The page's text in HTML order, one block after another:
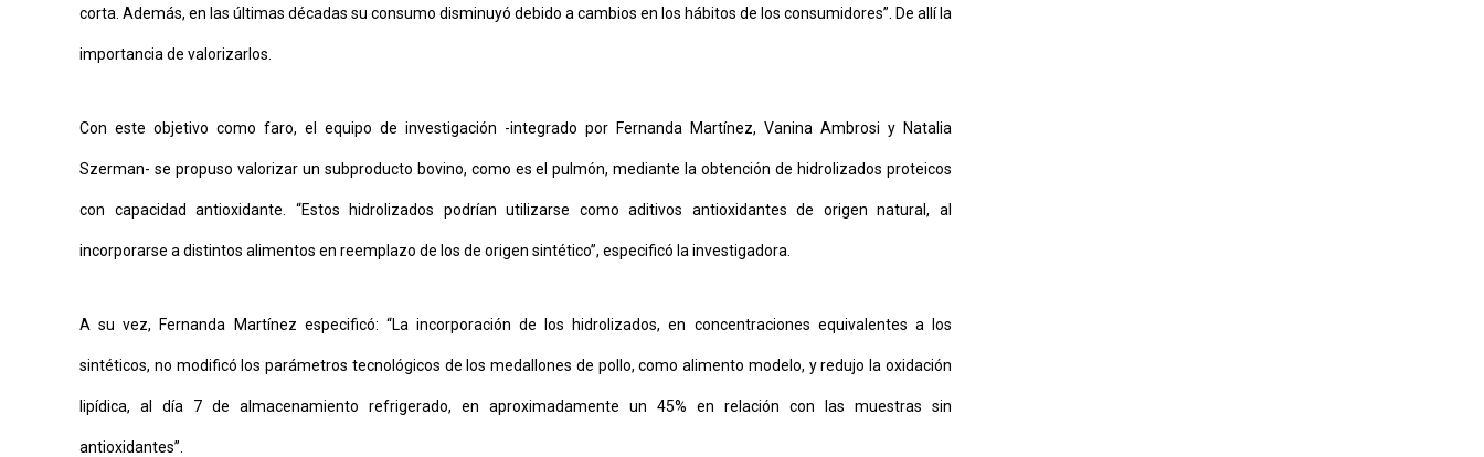
corta. Además, en las últimas décadas su consumo disminuyó debido a cambios en los hábitos de los consumidores”. De allí la
importancia de valorizarlos.
Con este objetivo como faro, el equipo de investigación -integrado por Fernanda Martínez, Vanina Ambrosi y Natalia
Szerman- se propuso valorizar un subproducto bovino, como es el pulmón, mediante la obtención de hidrolizados proteicos
con capacidad antioxidante. “Estos hidrolizados podrían utilizarse como aditivos antioxidantes de origen natural, al
incorporarse a distintos alimentos en reemplazo de los de origen sintético”, especificó la investigadora.
A su vez, Fernanda Martínez especificó: “La incorporación de los hidrolizados, en concentraciones equivalentes a los
sintéticos, no modificó los parámetros tecnológicos de los medallones de pollo, como alimento modelo, y redujo la oxidación
lipídica, al día 7 de almacenamiento refrigerado, en aproximadamente un 45% en relación con las muestras sin
antioxidantes”.